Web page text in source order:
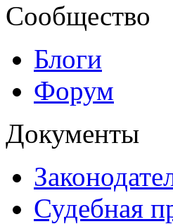
Сообщество
Блоги
Форум
Документы
Судебная